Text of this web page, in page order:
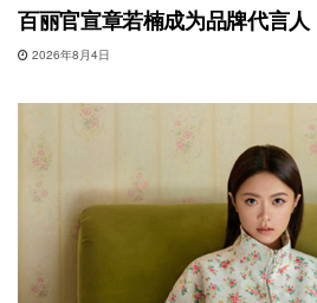
百丽官宣章若楠成为品牌代言人
2026年8月4日